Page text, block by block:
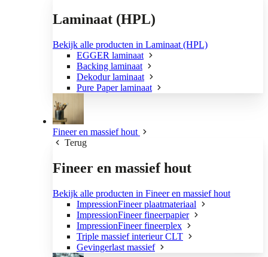
Laminaat (HPL)
Bekijk alle producten in Laminaat (HPL)
EGGER laminaat
Backing laminaat
Dekodur laminaat
Pure Paper laminaat
Fineer en massief hout
Terug
Fineer en massief hout
Bekijk alle producten in Fineer en massief hout
ImpressionFineer plaatmateriaal
ImpressionFineer fineerpapier
ImpressionFineer fineerplex
Triple massief interieur CLT
Gevingerlast massief